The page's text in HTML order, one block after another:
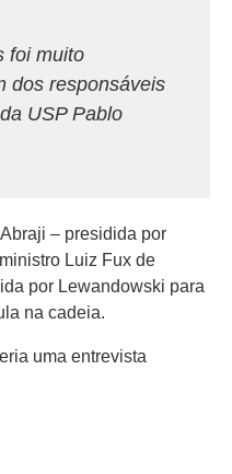
foi muito
dos responsáveis
USP Pablo
– presidida por
Luiz Fux de
por Lewandowski para
na cadeia.
uma entrevista